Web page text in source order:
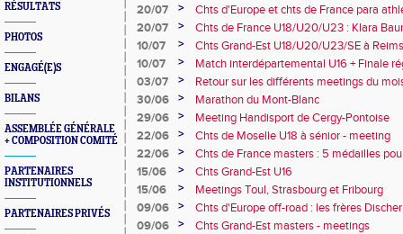
RÉSULTATS
PHOTOS
ENGAGÉ(E)S
BILANS
ASSEMBLÉE GÉNÉRALE
+ COMPOSITION COMITÉ
PARTENAIRES
INSTITUTIONNELS
PARTENAIRES PRIVÉS
20/07
>
Chts d'Europe et chts de France para
champion d'Europe et multiples
20/07 >
Chts de France U18/U20/U23 : Klara
10e
10/07 >
Chts Grand-Est U18/U20/U23/SE à
10/07
>
Match interdépartemental U16 + Finale
Obernai
03/07 >
Retour sur les différents meetings du
30/06
>
Marathon du Mont-Blanc
29/06
>
Meeting Handisport de Cergy-Pontoise
22/06
>
Chts de Moselle U18 à sénior - meeting
22/06
>
Chts de France masters : 5 médailles
15/06
>
Chts Grand-Est U16
15/06
>
Meetings Toul, Strasbourg et Fribourg
09/06
>
Chts d'Europe off-road : les frères
09/06
>
Chts Grand-Est masters - meetings